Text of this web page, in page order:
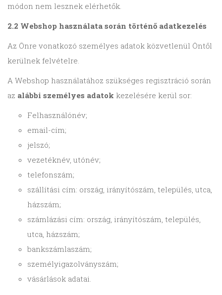
módon nem lesznek elérhetők.
2.2 Webshop használata során történő adatkezelés
Az Önre vonatkozó személyes adatok közvetlenül Öntől
kerülnek felvételre.
A Webshop használatához szükséges regisztráció során
az alábbi személyes adatok kezelésére kerül sor:
Felhasználónév;
email-cím;
jelszó;
vezetéknév, utónév;
telefonszám;
szállítási cím: ország, irányítószám, település, utca,
házszám;
számlázási cím: ország, irányítószám, település,
utca, házszám;
bankszámlaszám;
személyigazolványszám;
vásárlások adatai.